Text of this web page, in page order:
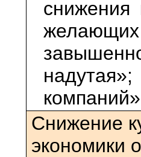
желающих
Снижение
экономики